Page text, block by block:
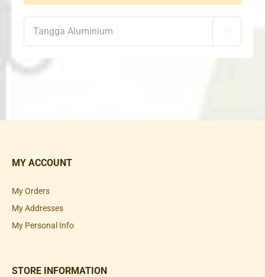

MY ACCOUNT
My Orders
My Addresses
My Personal Info
STORE INFORMATION